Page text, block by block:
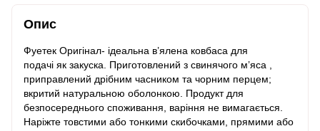
Опис
Фуетек Оригінал- ідеальна в’ялена ковбаса для
подачі як закуска. Приготовлений з свинячого м’яса ,
приправлений дрібним часником та чорним перцем;
вкритий натуральною оболонкою. Продукт для
безпосереднього споживання, варіння не вимагається.
Наріжте товстими або тонкими скибочками, прямими або